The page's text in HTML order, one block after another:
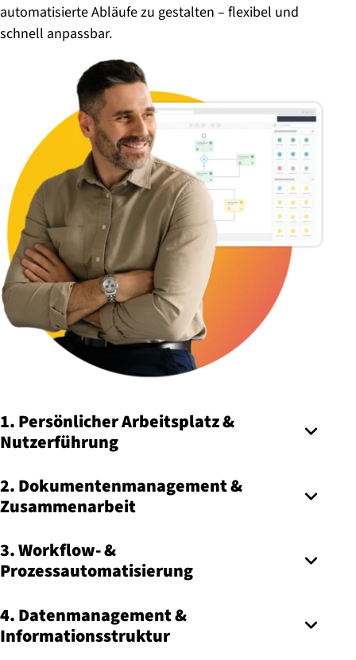
automatisierte Abläufe zu gestalten – flexibel und
schnell anpassbar.
1. Persönlicher Arbeitsplatz &
Nutzerführung
2. Dokumentenmanagement &
Zusammenarbeit
3. Workflow- &
Prozessautomatisierung
4. Datenmanagement &
Informationsstruktur